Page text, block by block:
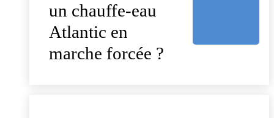
un chauffe-eau
Atlantic en
marche forcée ?